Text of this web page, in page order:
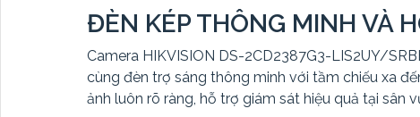
ĐÈN KÉP THÔNG MINH VÀ
Camera HIKVISION DS-2CD2387G3-LIS2UY/
cùng đèn trợ sáng thông minh với tầm chiếu xa
ảnh luôn rõ ràng, hỗ trợ giám sát hiệu quả tại sân